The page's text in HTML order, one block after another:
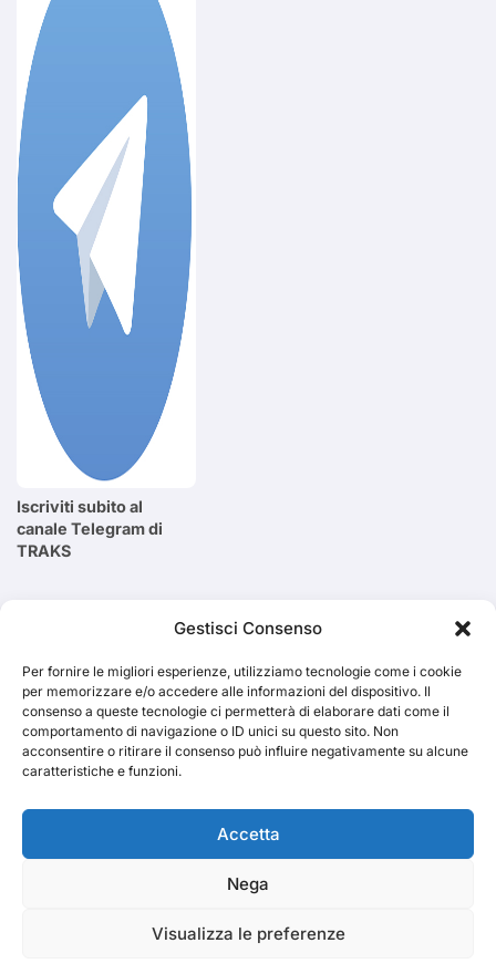
Gestisci Consenso
Per fornire le migliori esperienze, utilizziamo tecnologie come i cookie
per memorizzare e/o accedere alle informazioni del dispositivo. Il
consenso a queste tecnologie ci permetterà di elaborare dati come il
comportamento di navigazione o ID unici su questo sito. Non
acconsentire o ritirare il consenso può influire negativamente su alcune
caratteristiche e funzioni.
Accetta
Nega
Visualizza le preferenze
Iscriviti subito al
canale Telegram di
TRAKS
Cerca
TRAKS
Dal 2014 musica indipendente ed emergente